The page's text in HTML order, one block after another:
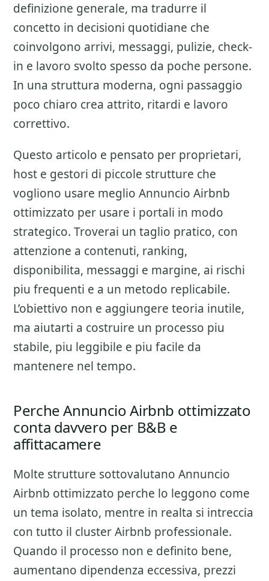
definizione generale, ma tradurre il
concetto in decisioni quotidiane che
coinvolgono arrivi, messaggi, pulizie, check-
in e lavoro svolto spesso da poche persone.
In una struttura moderna, ogni passaggio
poco chiaro crea attrito, ritardi e lavoro
correttivo.
Questo articolo e pensato per proprietari,
host e gestori di piccole strutture che
vogliono usare meglio Annuncio Airbnb
ottimizzato per usare i portali in modo
strategico. Troverai un taglio pratico, con
attenzione a contenuti, ranking,
disponibilita, messaggi e margine, ai rischi
piu frequenti e a un metodo replicabile.
L’obiettivo non e aggiungere teoria inutile,
ma aiutarti a costruire un processo piu
stabile, piu leggibile e piu facile da
mantenere nel tempo.
Perche Annuncio Airbnb ottimizzato
conta davvero per B&B e
affittacamere
Molte strutture sottovalutano Annuncio
Airbnb ottimizzato perche lo leggono come
un tema isolato, mentre in realta si intreccia
con tutto il clusterAirbnb professionale.
Quando il processo non e definito bene,
aumentano dipendenza eccessiva, prezzi